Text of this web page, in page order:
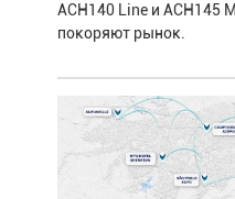
ACH140 Line и ACH145
покоряют рынок.